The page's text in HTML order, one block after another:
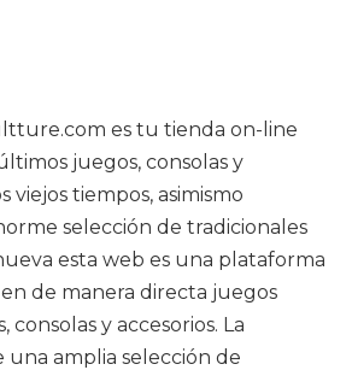
es tu tienda on-line
juegos, consolas y
viejos tiempos, asimismo
selección de tradicionales
esta web es una plataforma
de manera directa juegos
consolas y accesorios. La
amplia selección de